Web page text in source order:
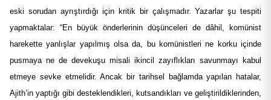
eski sorudan ayrıştırdığı için kritik bir çalışmadır. Yazarlar şu tespiti
yapmaktalar: “En büyük önderlerinin düşünceleri de dâhil, komünist
harekette yanlışlar yapılmış olsa da, bu komünistleri ne korku içinde
pusmaya ne de devekuşu misali ikincil zayıflıkları savunmayı kabul
etmeye sevke etmelidir. Ancak bir tarihsel bağlamda yapılan hatalar,
Ajith’in yaptığı gibi desteklendikleri, kutsandıkları ve geliştirildiklerinden,